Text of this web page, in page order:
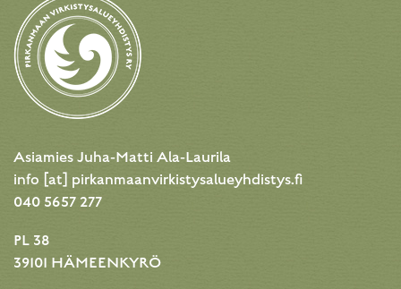
Asiamies Juha-Matti Ala-Laurila
info [at] pirkanmaanvirkistysalueyhdistys.fi
040 5657 277
PL 38
39101 HÄMEENKYRÖ